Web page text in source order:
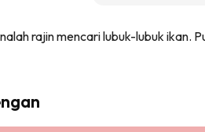
rajin mencari lubuk-lubuk